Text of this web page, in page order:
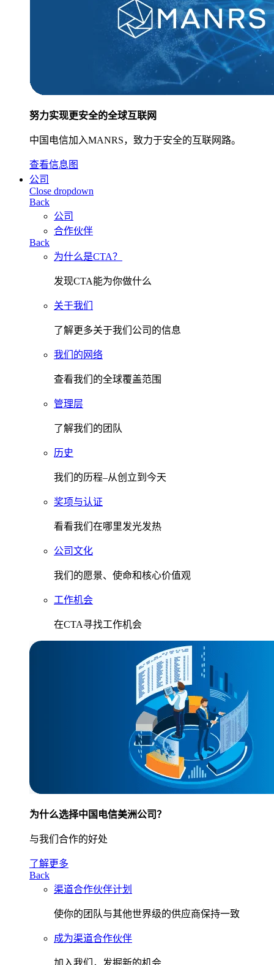
努力实现更安全的全球互联网
中国电信加入MANRS，致力于安全的互联网路。
查看信息图
公司
Close dropdown
Back
公司
合作伙伴
Back
为什么是CTA？
发现CTA能为你做什么
关于我们
了解更多关于我们公司的信息
我们的网络
查看我们的全球覆盖范围
管理层
了解我们的团队
历史
我们的历程–从创立到今天
奖项与认证
看看我们在哪里发光发热
公司文化
我们的愿景、使命和核心价值观
工作机会
在CTA寻找工作机会
为什么选择中国电信美洲公司？
与我们合作的好处
了解更多
Back
渠道合作伙伴计划
使你的团队与其他世界级的供应商保持一致
成为渠道合作伙伴
加入我们，发掘新的机会